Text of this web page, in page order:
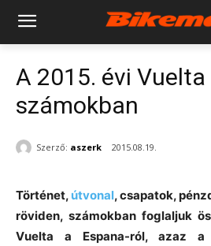
A 2015. évi Vuelta
számokban
Szerző: aszerk 2015.08.19.
Történet, útvonal, csapatok,
röviden, számokban foglaljuk
Vuelta a Espana-ról, azaz a